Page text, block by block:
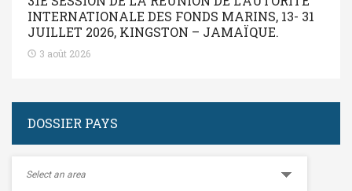
INTERNATIONALE DES FONDS MARINS, 13- 31
JUILLET 2026, KINGSTON – JAMAÏQUE.
3 août 2026
DOSSIER PAYS